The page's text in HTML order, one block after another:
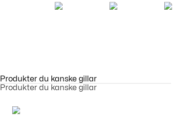
Produkter du kanske gillar
Produkter du kanske gillar